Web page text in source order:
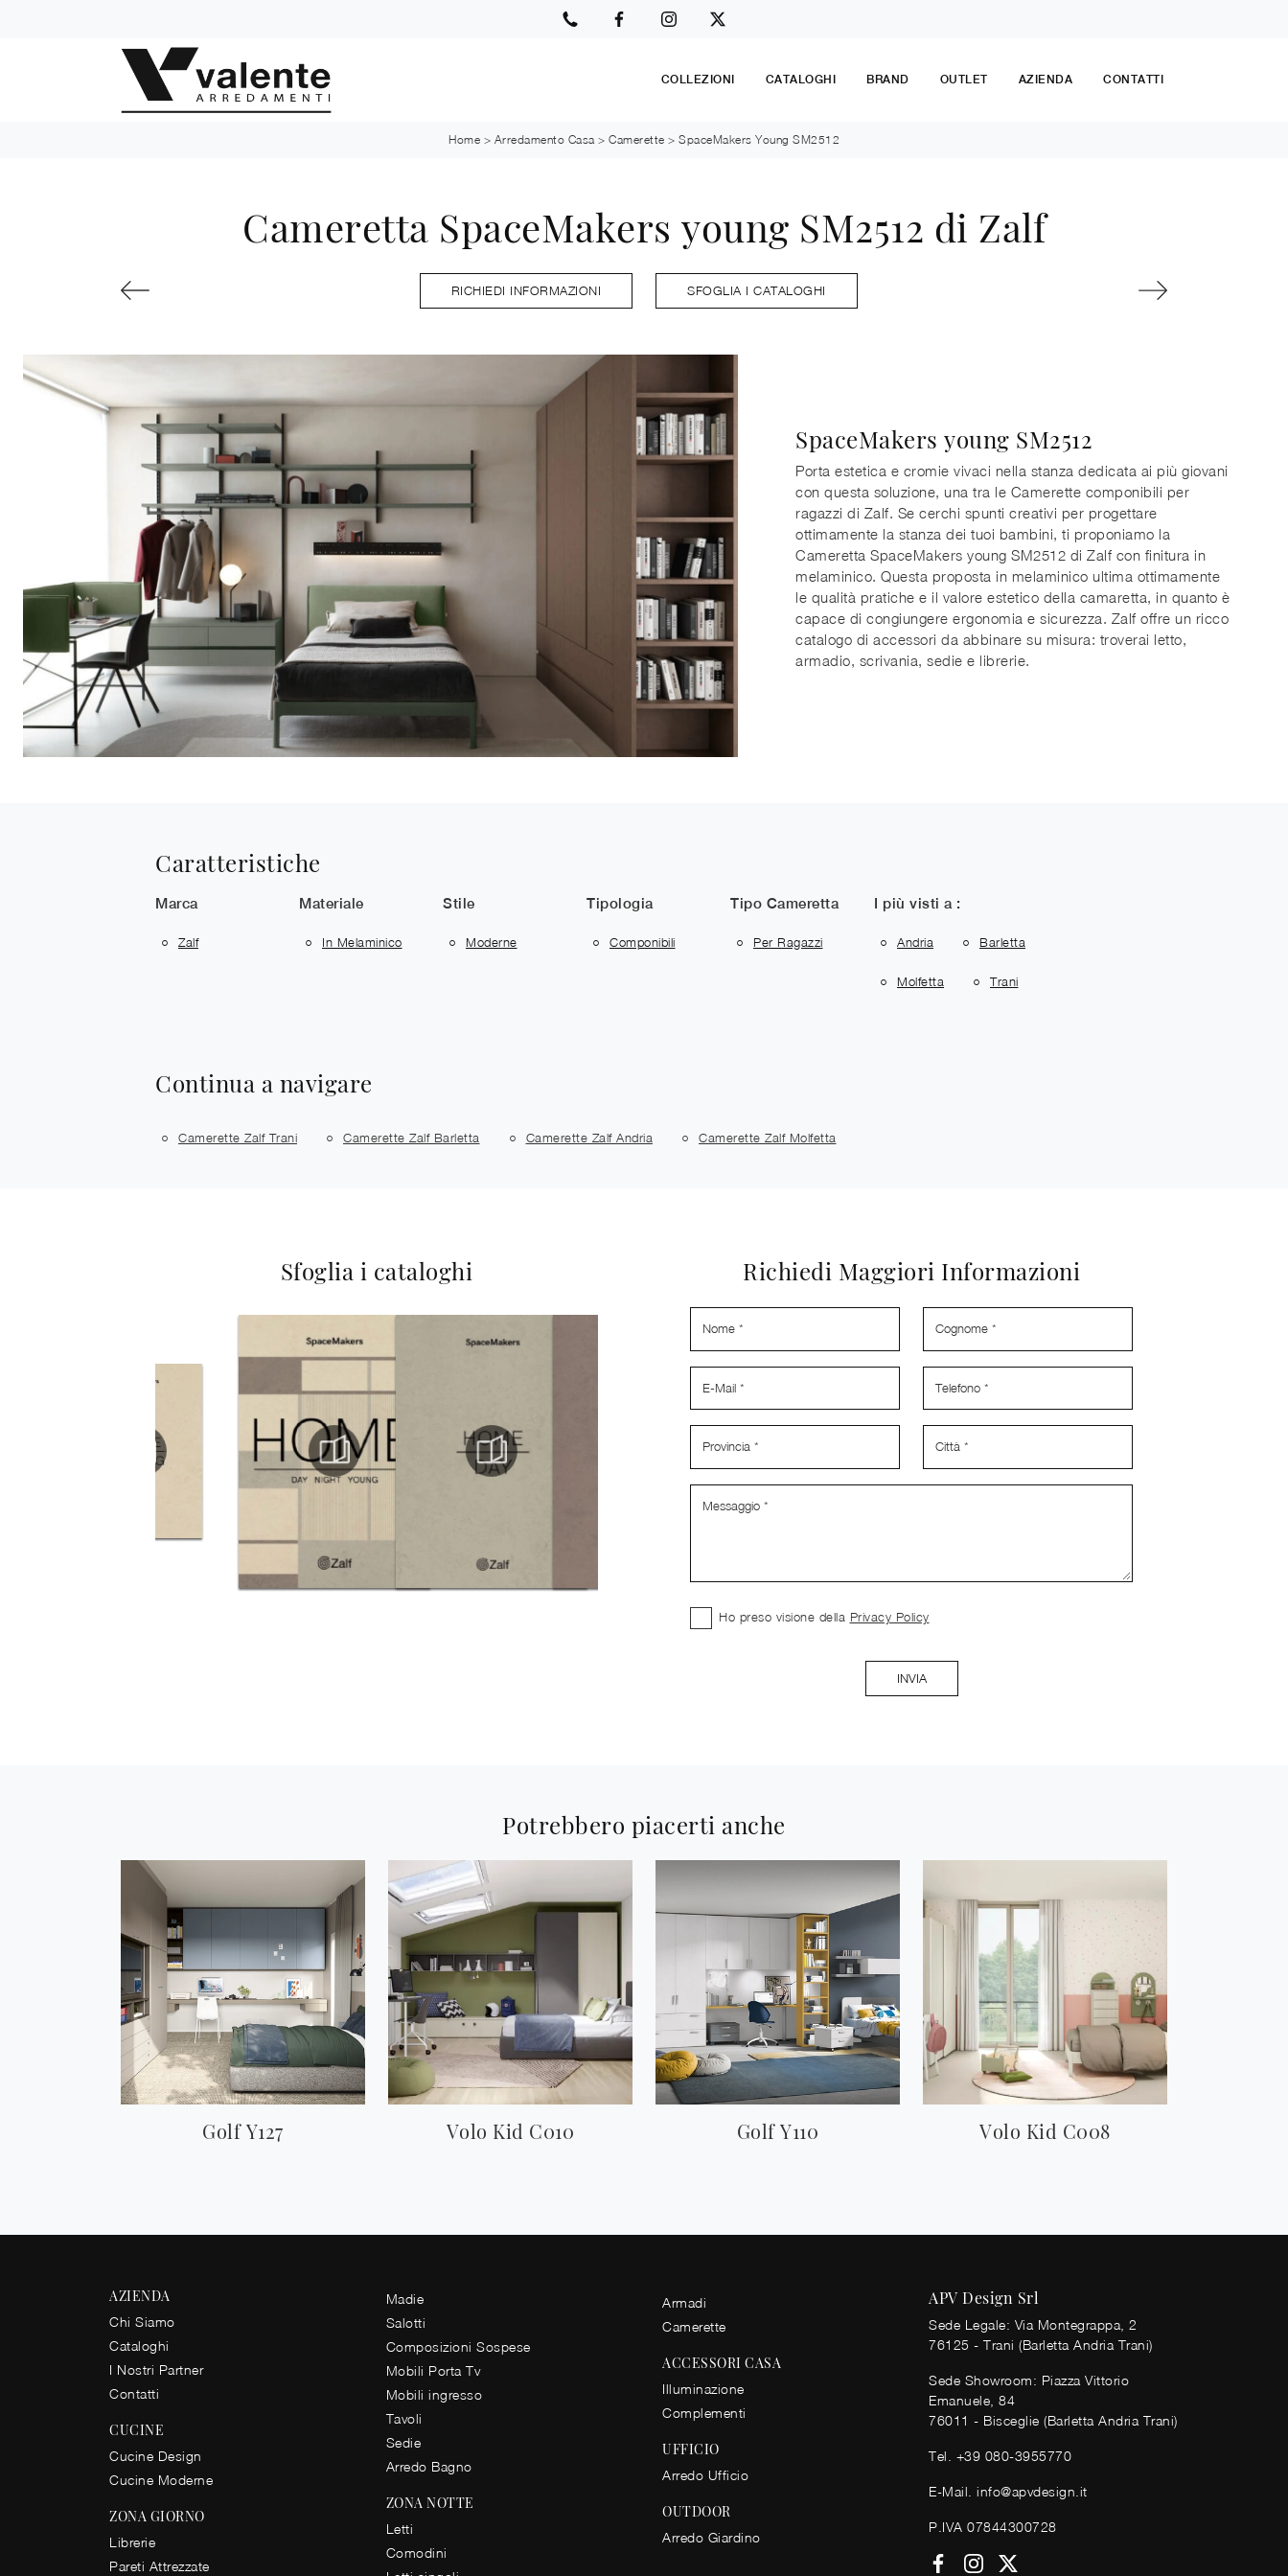
COLLEZIONI CATALOGHI BRAND OUTLET AZIENDA CONTATTI
Home > Arredamento Casa > Camerette > SpaceMakers Young SM2512
Cameretta SpaceMakers young SM2512 di Zalf
RICHIEDI INFORMAZIONI SFOGLIA I CATALOGHI
SpaceMakers young SM2512
Porta estetica e cromie vivaci nella stanza dedicata ai più giovani
con questa soluzione, una tra le Camerette componibili per
ragazzi di Zalf. Se cerchi spunti creativi per progettare
ottimamente la stanza dei tuoi bambini, ti proponiamo la
Cameretta SpaceMakers young SM2512 di Zalf con finitura in
melaminico. Questa proposta in melaminico ultima ottimamente
le qualità pratiche e il valore estetico della camaretta, in quanto è
capace di congiungere ergonomia e sicurezza. Zalf offre un ricco
catalogo di accessori da abbinare su misura: troverai letto,
armadio, scrivania, sedie e librerie.
Caratteristiche
Marca
Zalf
Materiale
In Melaminico
Stile
Moderne
Tipologia
Componibili
Tipo Cameretta
Per Ragazzi
I più visti a :
Andria Barletta
Molfetta Trani
Continua a navigare
Camerette Zalf Trani Camerette Zalf Barletta Camerette Zalf Andria Camerette Zalf Molfetta
Sfoglia i cataloghi Richiedi Maggiori Informazioni
Ho preso visione della Privacy Policy
INVIA
Potrebbero piacerti anche
Golf Y127 Volo Kid C010 Golf Y110 Volo Kid C008
AZIENDA
Chi Siamo
Cataloghi
I Nostri Partner
Contatti
CUCINE
Cucine Design
Cucine Moderne
ZONA GIORNO
Librerie
Pareti Attrezzate
Madie
Salotti
Composizioni Sospese
Mobili Porta Tv
Mobili ingresso
Tavoli
Sedie
Arredo Bagno
ZONA NOTTE
Letti
Comodini
Armadi
Camerette
ACCESSORI CASA
Illuminazione
Complementi
UFFICIO
Arredo Ufficio
OUTDOOR
Arredo Giardino
APV Design Srl
Sede Legale: Via Montegrappa, 2
76125 - Trani (Barletta Andria Trani)
Sede Showroom: Piazza Vittorio
Emanuele, 84
76011 - Bisceglie (Barletta Andria Trani)
Tel. +39 080-3955770
E-Mail. info@apvdesign.it
P.IVA 07844300728